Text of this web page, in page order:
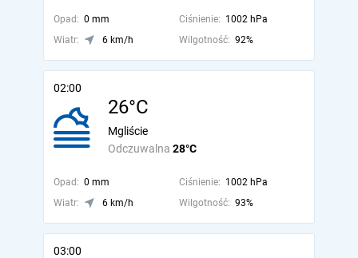
Opad: 0 mm Ciśnienie: 1002 hPa
Wiatr:
6 km/h Wilgotność: 92%
02:00
26°C
Odczuwalna 28°C
Mgliście
Opad: 0 mm Ciśnienie: 1002 hPa
Wiatr:
6 km/h Wilgotność: 93%
03:00